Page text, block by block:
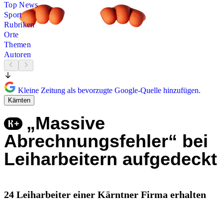
Top News
Sport
Rubriken
Orte
Themen
Autoren
Kleine Zeitung als bevorzugte Google-Quelle hinzufügen.
Kärnten
„Massive
Abrechnungsfehler“ bei
Leiharbeitern aufgedeckt
24 Leiharbeiter einer Kärntner Firma erhalten